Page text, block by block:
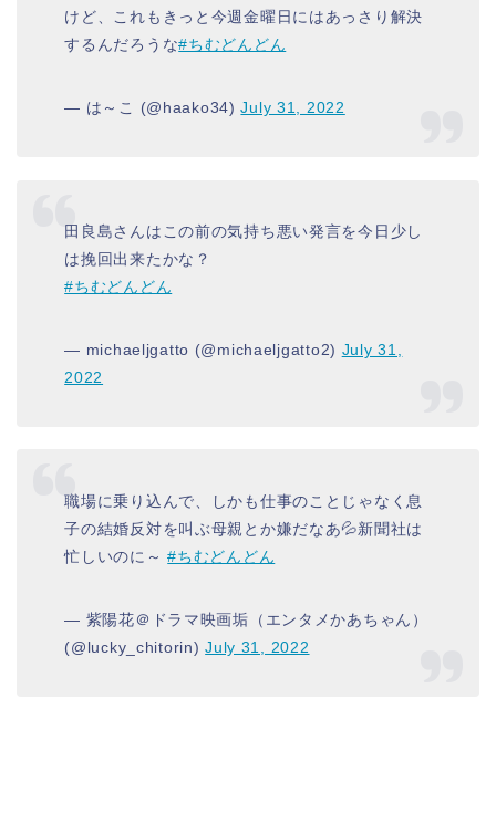
けど、これもきっと今週金曜日にはあっさり解決
するんだろうな#ちむどんどん
— は～こ (@haako34)July 31, 2022
田良島さんはこの前の気持ち悪い発言を今日少し
は挽回出来たかな？
#ちむどんどん
— michaeljgatto (@michaeljgatto2) July 31,
2022
職場に乗り込んで、しかも仕事のことじゃなく息
子の結婚反対を叫ぶ母親とか嫌だなあ💦新聞社は
忙しいのに～#ちむどんどん
— 紫陽花＠ドラマ映画垢（エンタメかあちゃん）
(@lucky_chitorin)July 31, 2022